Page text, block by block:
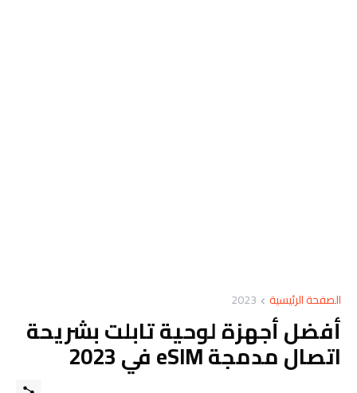
الصفحة الرئيسية 2023
أفضل أجهزة لوحية تابلت بشريحة
اتصال مدمجة eSIM في 2023